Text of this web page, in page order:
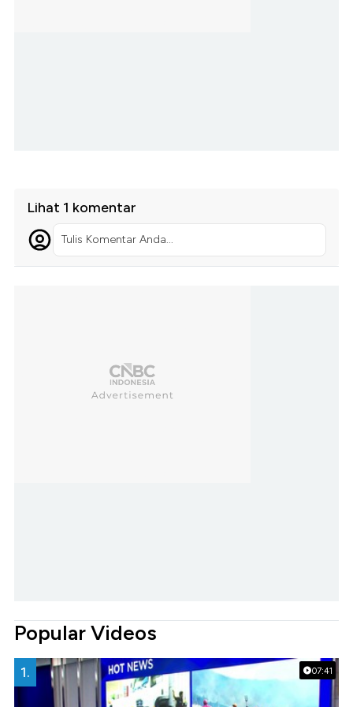
Lihat 1 komentar
Tulis Komentar Anda...
Popular Videos
07:41
1.